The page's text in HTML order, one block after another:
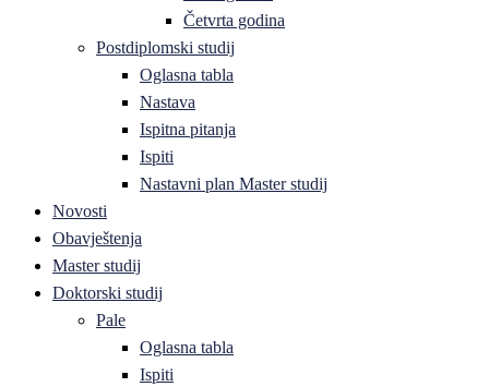
Četvrta godina
Postdiplomski studij
Oglasna tabla
Nastava
Ispitna pitanja
Ispiti
Nastavni plan Master studij
Novosti
Obavještenja
Master studij
Doktorski studij
Pale
Oglasna tabla
Ispiti